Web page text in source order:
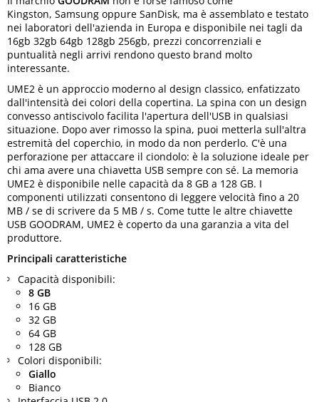
Kingston, Samsung oppure SanDisk, ma è assemblato e testato
nei laboratori dell'azienda in Europa e disponibile nei tagli da
16gb 32gb 64gb 128gb 256gb, prezzi concorrenziali e
puntualità negli arrivi rendono questo brand molto
interessante.
UME2 è un approccio moderno al design classico, enfatizzato
dall'intensità dei colori della copertina. La spina con un design
convesso antiscivolo facilita l'apertura dell'USB in qualsiasi
situazione. Dopo aver rimosso la spina, puoi metterla sull'altra
estremità del coperchio, in modo da non perderlo. C'è una
perforazione per attaccare il ciondolo: è la soluzione ideale per
chi ama avere una chiavetta USB sempre con sé. La memoria
UME2 è disponibile nelle capacità da 8 GB a 128 GB. I
componenti utilizzati consentono di leggere velocità fino a 20
MB / se di scrivere da 5 MB / s. Come tutte le altre chiavette
USB GOODRAM, UME2 è coperto da una garanzia a vita del
produttore.
Principali caratteristiche
Capacità disponibili:
8 GB
16 GB
32 GB
64 GB
128 GB
Colori disponibili:
Giallo
Bianco